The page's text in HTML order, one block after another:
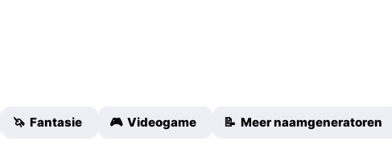
🦄 Fantasie 🎮 Videogame 📝 Meer naamgeneratoren